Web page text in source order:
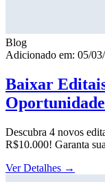
Blog
Adicionado em: 05/
Baixar
Descubra 4 novos
R$10.000! Garanta
Ver Detalhes →